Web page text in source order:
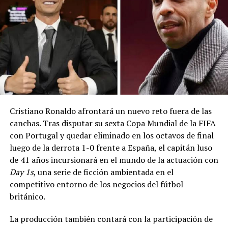
señaló que, dentro de las competencias que le atribuyen
los tratados, la Comisión Europea examinará la iniciativa
con atención.
Las críticas se suman a las expresadas previamente por
la UEFA, que calificó el proyecto como «una línea que las
instituciones que gobiernan el fútbol no deberían
cruzar nunca».
Por su parte, la ministra de Deportes de Francia, Marina
Ferrari, informó en X que las instituciones del fútbol
europeo sostendrían una reunión de urgencia para
abordar el proyecto, el cual también ha generado una
fuerte oposición entre las federaciones nacionales.
La Federación Inglesa (FA) afirmó estar
«profundamente preocupada», mientras que la
propuesta como «un absoluto ataque contra el fútbol».
Cristiano Ronaldo afrontará un nuevo reto fuera de las
canchas. Tras disputar su sexta Copa Mundial de la FIFA
con Portugal y quedar eliminado en los octavos de final
luego de la derrota 1-0 frente a España, el capitán luso
de 41 años incursionará en el mundo de la actuación con
Day 1s, una serie de ficción ambientada en el
competitivo entorno de los negocios del fútbol
británico.
La producción también contará con la participación de